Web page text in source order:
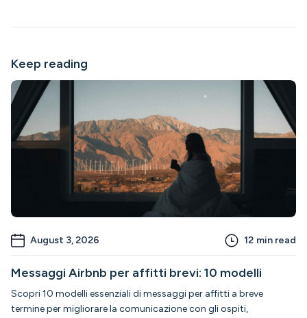
Keep reading
August 3, 2026 12 min read
Messaggi Airbnb per affitti brevi: 10 modelli
Scopri 10 modelli essenziali di messaggi per affitti a breve
termine per migliorare la comunicazione con gli ospiti,